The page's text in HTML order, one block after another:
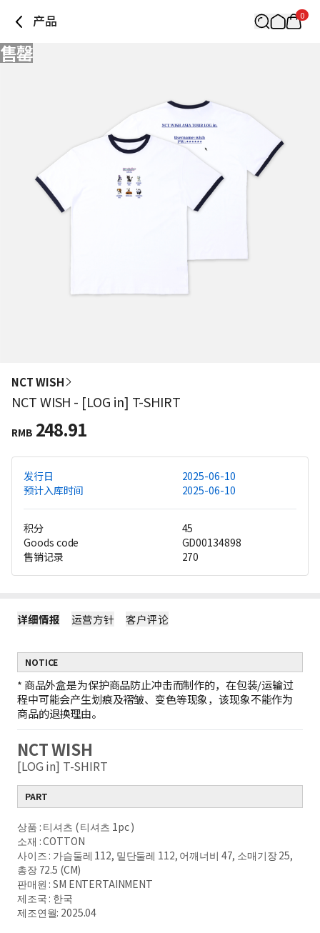
产品 0
售罄
NCT WISH
NCT WISH - [LOG in] T-SHIRT
RMB 248.91
发行日
2025-06-10
预计入库时间
2025-06-10
积分
45
Goods code
GD00134898
售销记录
270
详细情报 运营方针 客户评论
NOTICE
* 商品外盒是为保护商品防止冲击而制作的，在包装/运输过
程中可能会产生划痕及褶皱、变色等现象，该现象不能作为
商品的退换理由。
NCT WISH
[LOG in] T-SHIRT
PART
상품 : 티셔츠 ( 티셔츠 1pc )
소재 : COTTON
사이즈 : 가슴둘레 112, 밑단둘레 112, 어깨너비 47, 소매기장 25,
총장 72.5 (CM)
판매원 : SM ENTERTAINMENT
제조국 : 한국
제조연월: 2025.04